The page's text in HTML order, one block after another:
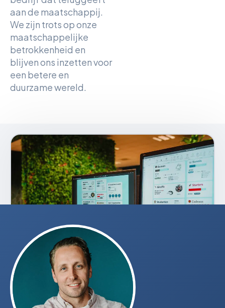
aan de maatschappij.
We zijn trots op onze
maatschappelijke
betrokkenheid en
blijven ons inzetten voor
een betere en
duurzame wereld.